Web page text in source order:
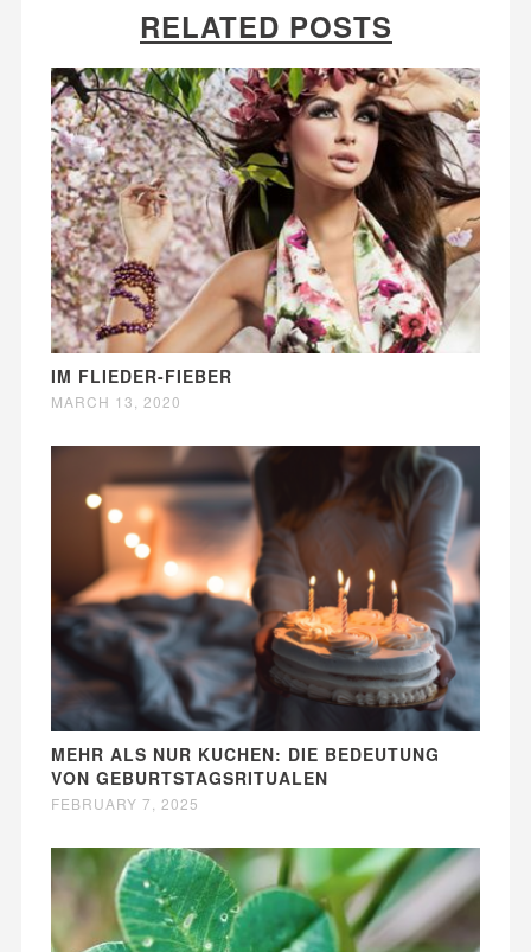
RELATED POSTS
IM FLIEDER-FIEBER
MARCH 13, 2020
MEHR ALS NUR KUCHEN: DIE BEDEUTUNG
VON GEBURTSTAGSRITUALEN
FEBRUARY 7, 2025